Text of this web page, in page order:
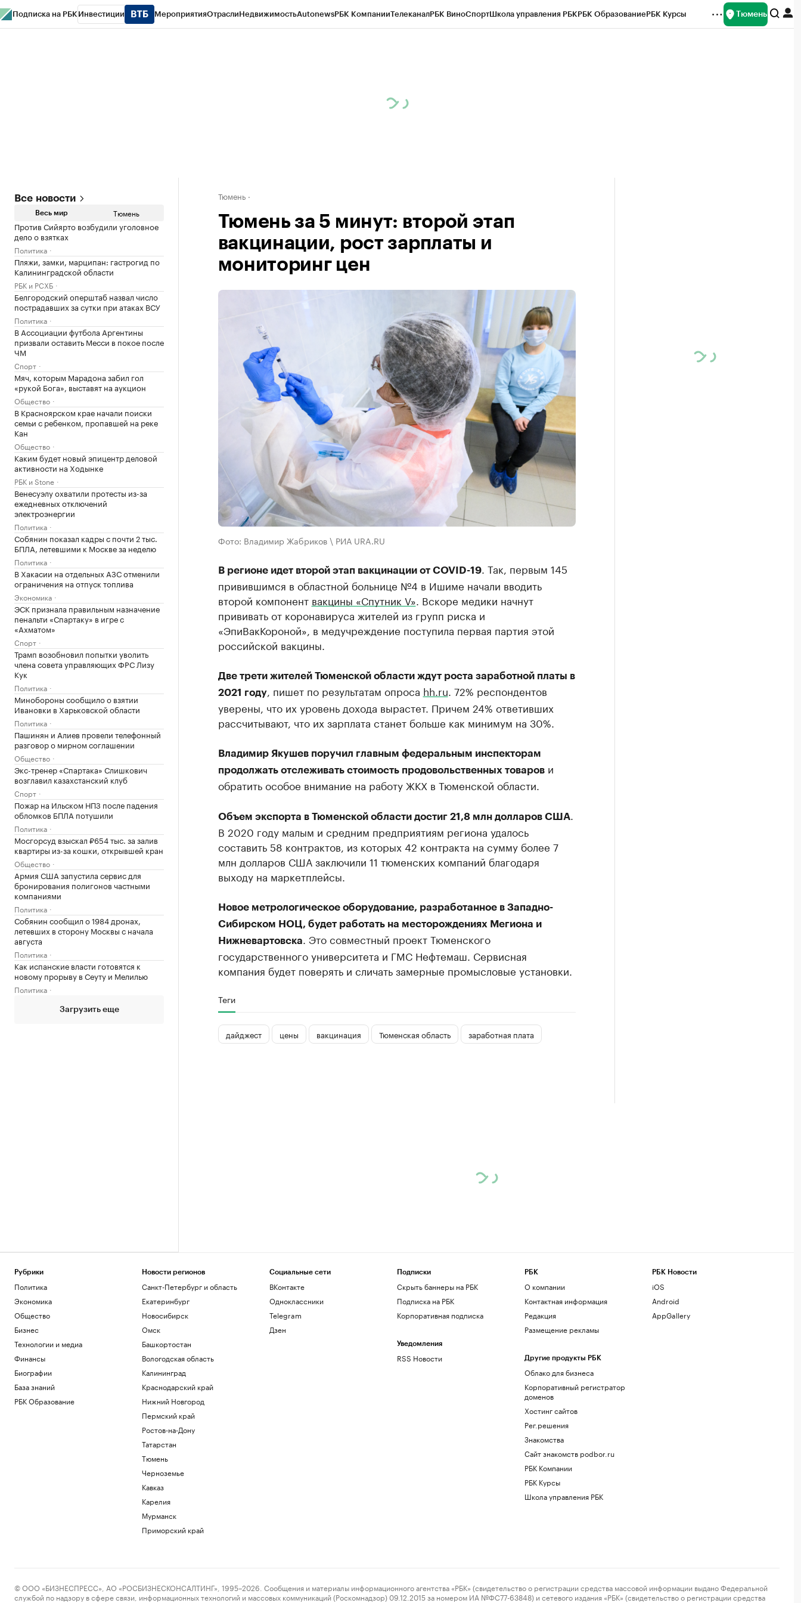
Подписка на РБК Инвестиции МероприятияОтраслиНедвижимостьAutonewsРБК КомпанииТелеканалРБК ВиноСпортШкола управления РБКРБК ОбразованиеРБК Курсы Тюмень
Все новости
Весь мир Тюмень
Против Сийярто возбудили уголовное
дело о взятках
Политика
Пляжи, замки, марципан: гастрогид по
Калининградской области
РБК и РСХБ
Белгородский оперштаб назвал число
пострадавших за сутки при атаках ВСУ
Политика
В Ассоциации футбола Аргентины
призвали оставить Месси в покое после
ЧМ
Спорт
Мяч, которым Марадона забил гол
«рукой Бога», выставят на аукцион
Общество
В Красноярском крае начали поиски
семьи с ребенком, пропавшей на реке
Кан
Общество
Каким будет новый эпицентр деловой
активности на Ходынке
РБК и Stone
Венесуэлу охватили протесты из-за
ежедневных отключений
электроэнергии
Политика
Собянин показал кадры с почти 2 тыс.
БПЛА, летевшими к Москве за неделю
Политика
В Хакасии на отдельных АЗС отменили
ограничения на отпуск топлива
Экономика
ЭСК признала правильным назначение
пенальти «Спартаку» в игре с
«Ахматом»
Спорт
Трамп возобновил попытки уволить
члена совета управляющих ФРС Лизу
Кук
Политика
Минобороны сообщило о взятии
Ивановки в Харьковской области
Политика
Пашинян и Алиев провели телефонный
разговор о мирном соглашении
Общество
Экс-тренер «Спартака» Слишкович
возглавил казахстанский клуб
Спорт
Пожар на Ильском НПЗ после падения
обломков БПЛА потушили
Политика
Мосгорсуд взыскал ₽654 тыс. за залив
квартиры из-за кошки, открывшей кран
Общество
Армия США запустила сервис для
бронирования полигонов частными
компаниями
Политика
Собянин сообщил о 1984 дронах,
летевших в сторону Москвы с начала
августа
Политика
Как испанские власти готовятся к
новому прорыву в Сеуту и Мелилью
Политика
Загрузить еще
Тюмень
Тюмень за 5 минут: второй этап
вакцинации, рост зарплаты и
мониторинг цен
Фото: Владимир Жабриков \ РИА URA.RU
В регионе идет второй этап вакцинации от COVID-19. Так, первым 145
привившимся в областной больнице №4 в Ишиме начали вводить
второй компонент вакцины «Спутник V» . Вскоре медики начнут
прививать от коронавируса жителей из групп риска и
«ЭпиВакКороной», в медучреждение поступила первая партия этой
российской вакцины.
Две трети жителей Тюменской области ждут роста заработной платы в
2021 году, пишет по результатам опроса hh.ru . 72% респондентов
уверены, что их уровень дохода вырастет. Причем 24% ответивших
рассчитывают, что их зарплата станет больше как минимум на 30%.
Владимир Якушев поручил главным федеральным инспекторам
продолжать отслеживать стоимость продовольственных товарови
обратить особое внимание на работу ЖКХ в Тюменской области.
Объем экспорта в Тюменской области достиг 21,8 млн долларов США.
В 2020 году малым и средним предприятиям региона удалось
составить 58 контрактов, из которых 42 контракта на сумму более 7
млн долларов США заключили 11 тюменских компаний благодаря
выходу на маркетплейсы.
Новое метрологическое оборудование, разработанное в Западно-
Сибирском НОЦ, будет работать на месторождениях Мегиона и
Нижневартовска
. Это совместный проект Тюменского
государственного университета и ГМС Нефтемаш. Сервисная
компания будет поверять и сличать замерные промысловые установки.
Теги
дайджест цены вакцинация Тюменская область заработная плата
Рубрики
Политика
Экономика
Общество
Бизнес
Технологии и медиа
Финансы
Биографии
База знаний
РБК Образование
Новости регионов
Санкт-Петербург и область
Екатеринбург
Новосибирск
Омск
Башкортостан
Вологодская область
Калининград
Краснодарский край
Нижний Новгород
Пермский край
Ростов-на-Дону
Татарстан
Тюмень
Черноземье
Кавказ
Карелия
Мурманск
Приморский край
Социальные сети
ВКонтакте
Одноклассники
Telegram
Дзен
Подписки
Скрыть баннеры на РБК
Подписка на РБК
Корпоративная подписка
Уведомления
RSS Новости
РБК
О компании
Контактная информация
Редакция
Размещение рекламы
Другие продукты РБК
Облако для бизнеса
Корпоративный регистратор
доменов
Хостинг сайтов
Рег.решения
Знакомства
Сайт знакомств podbor.ru
РБК Компании
РБК Курсы
Школа управления РБК
РБК Новости
iOS
Android
AppGallery
© ООО «БИЗНЕСПРЕСС», АО «РОСБИЗНЕСКОНСАЛТИНГ», 1995–2026. Сообщения и материалы информационного агентства «РБК» (свидетельство о регистрации средства массовой информации выдано Федеральной
службой по надзору в сфере связи, информационных технологий и массовых коммуникаций (Роскомнадзор) 09.12.2015 за номером ИА №ФС77-63848) и сетевого издания «РБК» (свидетельство о регистрации средства